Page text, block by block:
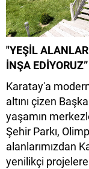
"YEŞİL
İNŞA EDİYORUZ”
Karatay'a modern
altını çizen
yaşamın
Şehir Parkı,
alanlarımızdan
yenilikçi